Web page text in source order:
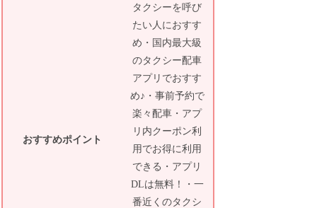
おすすめポイント
タクシーを呼び
たい人におすす
め・国内最大級
のタクシー配車
アプリでおすす
め♪・事前予約で
楽々配車・アプ
リ内クーポン利
用でお得に利用
できる・アプリ
DLは無料！・一
番近くのタクシ